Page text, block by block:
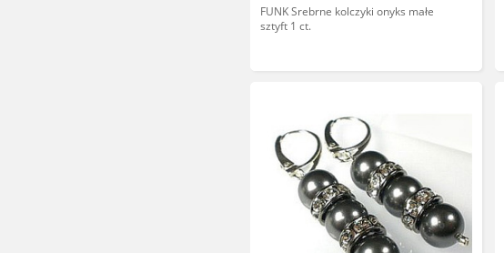
FUNK Srebrne kolczyki onyks małe
sztyft 1 ct.